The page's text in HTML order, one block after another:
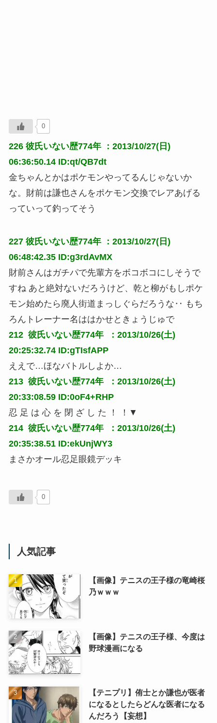
0
226 彼氏いない歴774年
：2013/10/27(日)
06:36:50.14 ID:qt/QB7dt
金ちゃんとかはポケモンやってるんじゃないか
な。財前は謙也さんをポケモン交換でレアあげる
っていって釣ってそう
227 彼氏いない歴774年
：2013/10/27(日)
06:48:42.35 ID:g3rdAvMX
財前さんはガチパで先輩方をボコボコにしそうで
すね あと絶対ないだろうけど、乾と柳がもしポケ
モン始めたら廃人街道まっしぐらだろうな‥ もち
ろんトレーナー名ははかせときょうじゅで
212 彼氏いない歴774年
：2013/10/26(土)
20:25:32.74 ID:gTIsfAPP
ええで…ほなバトルしよか…
213 彼氏いない歴774年
：2013/10/26(土)
20:33:08.59 ID:0oF4+RHP
忍 足 は 心 を 閉 ざ し た ！ ！▼
214 彼氏いない歴774年
：2013/10/26(土)
20:35:38.51 ID:ekUnjWY3
まさかオール忍足眼鏡デッキ
0
人気記事
【画像】テニスの王子様の竜崎桜
乃ｗｗｗ
【画像】テニスの王子様、今度は
野球漫画になる
【テニプリ】侑士とか謙也が医者
になるとしたらどんな医者になる
んだろう【妄想】